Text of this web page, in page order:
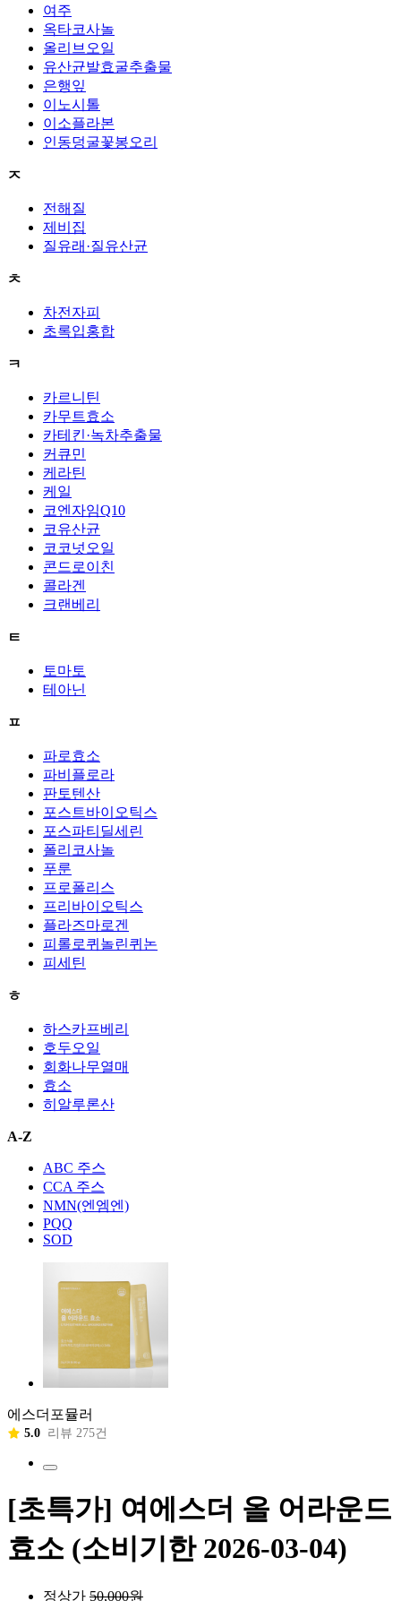
여주
옥타코사놀
올리브오일
유산균발효굴추출물
은행잎
이노시톨
이소플라본
인동덩굴꽃봉오리
ㅈ
전해질
제비집
질유래·질유산균
ㅊ
차전자피
초록입홍합
ㅋ
카르니틴
카무트효소
카테킨·녹차추출물
커큐민
케라틴
케일
코엔자임Q10
코유산균
코코넛오일
콘드로이친
콜라겐
크랜베리
ㅌ
토마토
테아닌
ㅍ
파로효소
파비플로라
판토텐산
포스트바이오틱스
포스파티딜세린
폴리코사놀
푸룬
프로폴리스
프리바이오틱스
플라즈마로겐
피롤로퀴놀린퀴논
피세틴
ㅎ
하스카프베리
호두오일
회화나무열매
효소
히알루론산
A-Z
ABC 주스
CCA 주스
NMN(엔엠엔)
PQQ
SOD
에스더포뮬러
5.0 리뷰 275건
[초특가] 여에스더 올 어라운드
효소 (소비기한 2026-03-04)
정상가 50,000원